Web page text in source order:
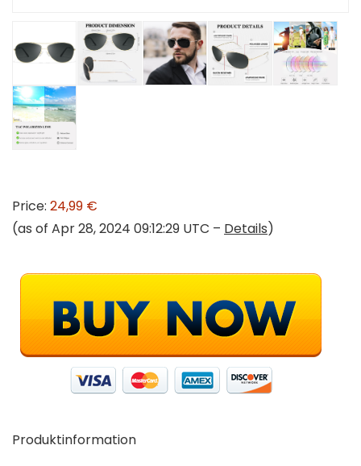
Price: 24,99 €
(as of Apr 28, 2024 09:12:29 UTC – Details)
Produktinformation